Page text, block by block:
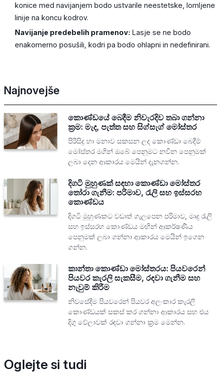
konice med navijanjem bodo ustvarile neestetske, lomljene
linije na koncu kodrov.
Navijanje predebelih pramenov: Lasje se ne bodo
enakomerno posušili, kodri pa bodo ohlapni in nedefinirani.
Najnovejše
කොණ්ඩයේ බෙදීම නිවැරදිව තබා ගන්නා
ක්‍රම: මැද, පැත්ත සහ සිග්සැග් මෝස්තර
පිරිසිදු හා මනාව සකසන ලද කොණ්ඩා බෙදීම්
මෝස්තර මගින් ඔබේ පෙනුමට නවීන පෙනුමක්
ලබා දෙන ආකාරය මෙයින් දැනගන්න.
දිගටි මුහුණක් සඳහා කොණ්ඩා මෝස්තර
තෝරා ගැනීම: පරිමාව, රැලි සහ ඉස්සරහ
කොණ්ඩය
දිගටි මුහුණකට වඩාත් ගැලපෙන පරිමාව, මෘදු රැලි
සහ ඉස්සරහ කොණ්ඩය මඟින් ආකර්ෂණීය
පෙනුමක් ලබා ගන්නා ආකාරය මෙයින් ඉගෙන
ගන්න.
කාන්තා කොණ්ඩා මෝස්තරය: පියවරෙන්
පියවර කැරලි සැකසීම, රඳවා ගැනීම සහ
නැවුම් කිරීම
නිවසේදීම පියවරෙන් පියවර අලංකාර කැරලි
කොණ්ඩයක් සකස් කර ගන්නා ආකාරය සහ එය
දිගු වේලාවක් රඳවා ගන්නා ක්‍රම මෙන්න.
Oglejte si tudi